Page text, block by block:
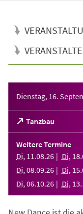
Dienstag, 16.
Tanzbau
(Öffnet
in
einem
neuen
Tab)
Weitere Termine
Di, 11 .08.26 Di, 18.
Di, 08.09.26 Di, 15.
Di, 06.10.26 Di, 13.